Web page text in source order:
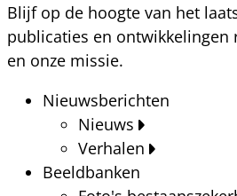
Blijf op de hoogte van het
publicaties en ontwikkelingen
en onze missie.
Nieuwsberichten
Nieuws
Verhalen
Beeldbanken